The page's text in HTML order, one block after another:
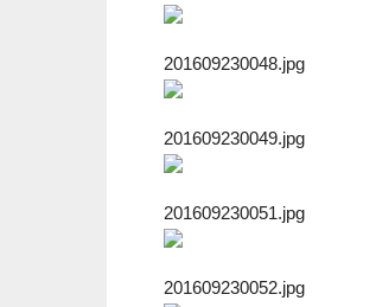
201609230048.jpg
201609230049.jpg
201609230051.jpg
201609230052.jpg